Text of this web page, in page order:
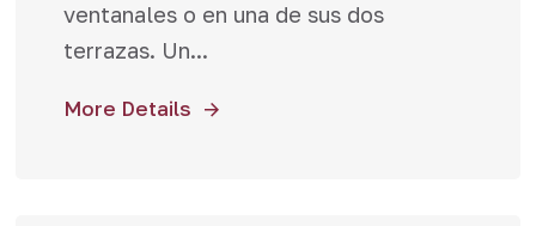
ventanales o en una de sus dos
terrazas. Un...
More Details